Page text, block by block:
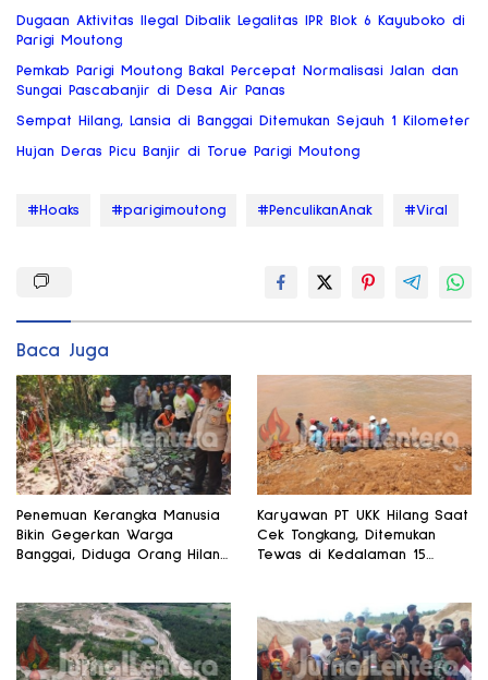
Dugaan Aktivitas Ilegal Dibalik Legalitas IPR Blok 6 Kayuboko di
Parigi Moutong
Pemkab Parigi Moutong Bakal Percepat Normalisasi Jalan dan
Sungai Pascabanjir di Desa Air Panas
Sempat Hilang, Lansia di Banggai Ditemukan Sejauh 1 Kilometer
Hujan Deras Picu Banjir di Torue Parigi Moutong
#Hoaks #parigimoutong #PenculikanAnak #Viral
Baca Juga
Penemuan Kerangka Manusia
Bikin Gegerkan Warga
Banggai, Diduga Orang Hilang
Karyawan PT UKK Hilang Saat
Cek Tongkang, Ditemukan
Tewas di Kedalaman 15